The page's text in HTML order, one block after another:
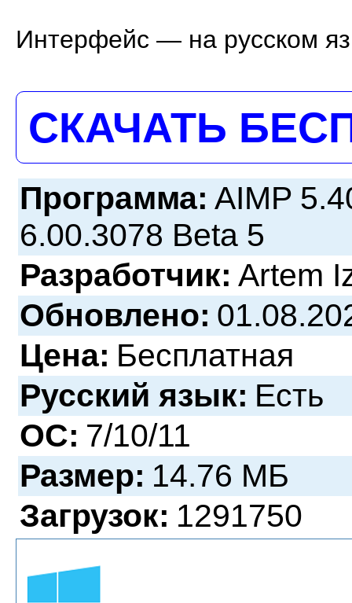
Интерфейс — на русском
СКАЧАТЬ
Программа: AIMP
6.00.3078 Beta 5
Разработчик: Artem
Обновлено:
Цена: Бесплатная
Русский язык: Есть
ОС: 7/10/11
Размер: 14.76 МБ
Загрузок: 1291750